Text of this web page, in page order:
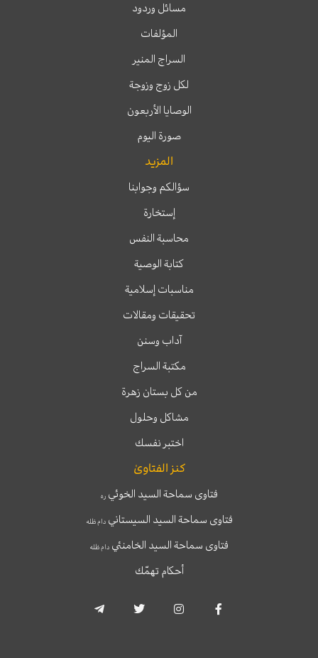
مسائل وردود
المؤلفات
السراج المنير
لكل زوج وزوجة
الوصايا الأربعون
صورة اليوم
المزيد
سؤالكم وجوابنا
إستخارة
محاسبة النفس
كتابة الوصية
مناسبات إسلامية
تحقيقات ومقالات
آداب وسنن
مكتبة السراج
من كل بستان زهرة
مشاكل وحلول
اختبر نفسك
كنز الفتاوىٰ
فتاوى سماحة السيد الخوئيره
فتاوى سماحة السيد السيستانيدام ظله
فتاوى سماحة السيد الخامنئي دام ظله
أحكام تهمّك
a
c
s
i
l